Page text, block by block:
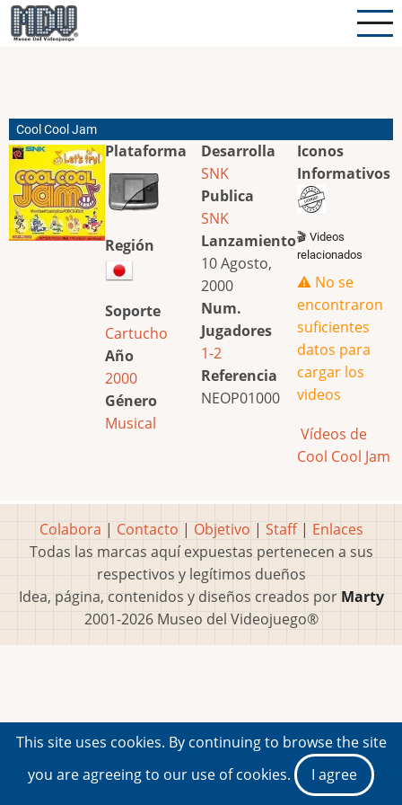
Pasar
al
Cool Cool Jam
Plataforma
Región
Soporte
Cartucho
Año
2000
Género
Musical
Desarrolla
SNK
Publica
SNK
Lanzamiento
10 Agosto,
2000
Num.
Jugadores
1-2
Referencia
NEOP01000
Iconos
Informativos
🎬 Videos
relacionados
⚠️ No se
encontraron
suficientes
datos para
cargar los
videos
Vídeos de
Cool Cool Jam
Colabora | Contacto | Objetivo | Staff| Enlaces
Todas las marcas aquí expuestas pertenecen a sus
respectivos y legítimos dueños
Idea, página, contenidos y diseños creados por Marty
2001-2026 Museo del Videojuego®
This site uses cookies. By continuing to browse the site
you are agreeing to our use of cookies.
I agree